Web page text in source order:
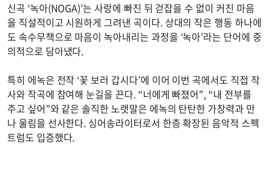
신곡 ‘녹아(NOGA)’는 사랑에 빠진 뒤 걷잡을 수 없이 커진 마음
을 직설적이고 시원하게 그려낸 곡이다. 상대의 작은 행동 하나에
도 속수무책으로 마음이 녹아내리는 과정을 ‘녹아’라는 단어에 중
의적으로 담아냈다.
특히 에녹은 전작 ‘꽃 보러 갑시다’에 이어 이번 곡에서도 직접 작
사와 작곡에 참여해 눈길을 끈다. “너에게 빠졌어”, “내 전부를
주고 싶어”와 같은 솔직한 노랫말은 에녹의 탄탄한 가창력과 만
나 울림을 선사한다. 싱어송라이터로서 한층 확장된 음악적 스펙
트럼도 입증했다.